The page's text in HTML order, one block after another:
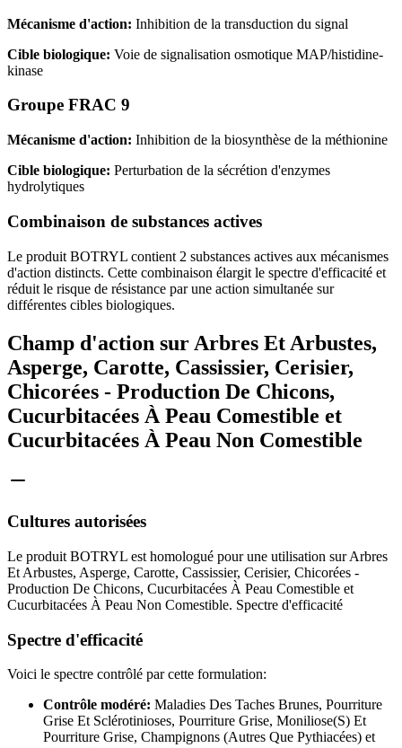
Mécanisme d'action: Inhibition de la transduction du signal
Cible biologique: Voie de signalisation osmotique MAP/histidine-
kinase
Groupe FRAC 9
Mécanisme d'action: Inhibition de la biosynthèse de la méthionine
Cible biologique: Perturbation de la sécrétion d'enzymes
hydrolytiques
Combinaison de substances actives
Le produit BOTRYL contient 2 substances actives aux mécanismes
d'action distincts. Cette combinaison élargit le spectre d'efficacité et
réduit le risque de résistance par une action simultanée sur
différentes cibles biologiques.
Champ d'action sur Arbres Et Arbustes,
Asperge, Carotte, Cassissier, Cerisier,
Chicorées - Production De Chicons,
Cucurbitacées À Peau Comestible et
Cucurbitacées À Peau Non Comestible
Cultures autorisées
Le produit BOTRYL est homologué pour une utilisation sur Arbres
Et Arbustes, Asperge, Carotte, Cassissier, Cerisier, Chicorées -
Production De Chicons, Cucurbitacées À Peau Comestible et
Cucurbitacées À Peau Non Comestible. Spectre d'efficacité
Spectre d'efficacité
Voici le spectre contrôlé par cette formulation:
Contrôle modéré: Maladies Des Taches Brunes, Pourriture
Grise Et Sclérotinioses, Pourriture Grise, Moniliose(S) Et
Pourriture Grise, Champignons (Autres Que Pythiacées) et